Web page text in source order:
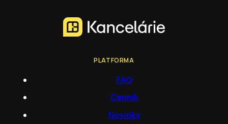
PLATFORMA
FAQ
Cenník
Novinky